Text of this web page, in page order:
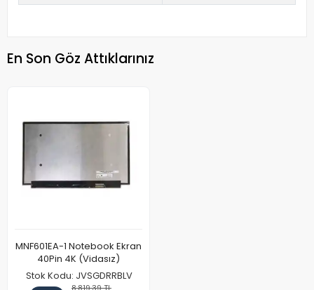
En Son Göz Attıklarınız
MNF601EA-1 Notebook Ekran
40Pin 4K (Vidasız)
Stok Kodu: JVSGDRRBLV
8.819,39 TL